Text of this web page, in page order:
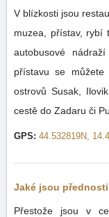
V blízkosti jsou
muzea, přístav, rybí
autobusové
přístavu se
ostrovů Susak,
cestě do Zadaru či
GPS: 44.532819N,
Jaké jsou
Přestože jsou v